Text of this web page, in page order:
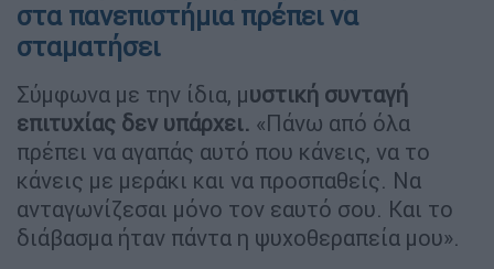
στα πανεπιστήμια πρέπει να
σταματήσει
Σύμφωνα με την ίδια, μυστική συνταγή
επιτυχίας δεν υπάρχει. «Πάνω από όλα
πρέπει να αγαπάς αυτό που κάνεις, να το
κάνεις με μεράκι και να προσπαθείς. Να
ανταγωνίζεσαι μόνο τον εαυτό σου. Και το
διάβασμα ήταν πάντα η ψυχοθεραπεία μου».